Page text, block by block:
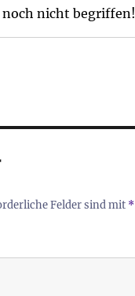
noch nicht begriffen!
Felder sind mit *